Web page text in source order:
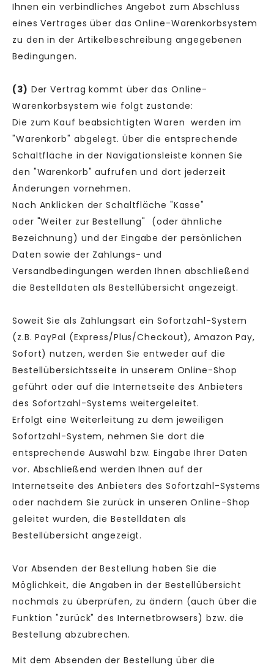
Ihnen ein verbindliches Angebot zum Abschluss
eines Vertrages über das Online-Warenkorbsystem
zu den in der Artikelbeschreibung angegebenen
Bedingungen.
(3) Der Vertrag kommt über das Online-
Warenkorbsystem wie folgt zustande:
Die zum Kauf beabsichtigten Waren werden im
"Warenkorb" abgelegt. Über die entsprechende
Schaltfläche in der Navigationsleiste können Sie
den "Warenkorb" aufrufen und dort jederzeit
Änderungen vornehmen.
Nach Anklicken der Schaltfläche "Kasse"
oder "Weiter zur Bestellung"
(oder ähnliche
Bezeichnung) und der Eingabe der persönlichen
Daten sowie der Zahlungs- und
Versandbedingungen werden Ihnen abschließend
die Bestelldaten als Bestellübersicht angezeigt.
Soweit Sie als Zahlungsart ein Sofortzahl-System
(z.B. PayPal (Express/Plus/Checkout), Amazon Pay,
Sofort) nutzen, werden Sie entweder auf die
Bestellübersichtsseite in unserem Online-Shop
geführt oder auf die Internetseite des Anbieters
des Sofortzahl-Systems weitergeleitet.
Erfolgt eine Weiterleitung zu dem jeweiligen
Sofortzahl-System, nehmen Sie dort die
entsprechende Auswahl bzw. Eingabe Ihrer Daten
vor. Abschließend werden Ihnen auf der
Internetseite des Anbieters des Sofortzahl-Systems
oder nachdem Sie zurück in unseren Online-Shop
geleitet wurden, die Bestelldaten als
Bestellübersicht angezeigt.
Vor Absenden der Bestellung haben Sie die
Möglichkeit, die Angaben in der Bestellübersicht
nochmals zu überprüfen, zu ändern (auch über die
Funktion "zurück" des Internetbrowsers) bzw. die
Bestellung abzubrechen.
Mit dem Absenden der Bestellung über die